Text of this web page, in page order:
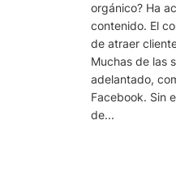
orgánico? Ha
contenido. El
de atraer
Muchas de las
adelantado,
Facebook. Sin
de...